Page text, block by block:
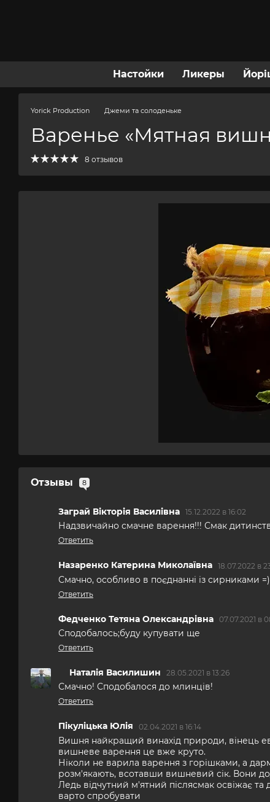
Настойки Ликеры
Yorick Production Джеми та солоденьке
Варенье «Мятная
8 отзывов
Отзывы 8
Заграй Вікторія Василівна 15.12.2022 в 16:02
Надзвичайно смачне варення!!! Смак
Ответить
Назаренко Катерина Миколаївна 18.07.2022 в
Смачно, особливо в поєднанні із сирниками =)
Ответить
Федченко Тетяна Олександрівна 07.07.2021 в
Сподобалось;буду купувати ще
Ответить
Наталія Василишин 28.05.2021 в 13:26
Смачно! Сподобалося до млинців!
Ответить
Пікуліцька Юлія 02.04.2021 в 16:14
Вишня найкращий винахід природи, вінець
вишневе варення це вже круто.
Ніколи не варила варення з горішками, а
розм'якають, всотавши вишневий сік. Вони
Ледь відчутний м'ятний післясмак освіжає
варто спробувати